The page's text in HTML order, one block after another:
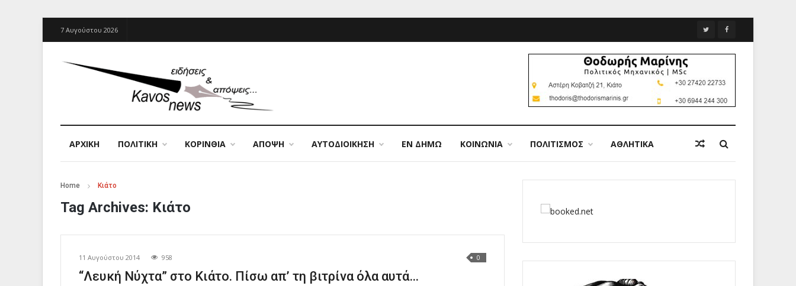
7 Αυγούστου 2026
ΑΡΧΙΚΉ ΠΟΛΙΤΙΚΗ ΚΟΡΙΝΘΙΑ ΑΠΟΨΗ ΑΥΤΟΔΙΟΙΚΗΣΗ ΕΝ ΔΗΜΩ ΚΟΙΝΩΝΙΑ ΠΟΛΙΤΙΣΜΟΣ ΑΘΛΗΤΙΚΑ
Home Κιάτο
Tag Archives: Κιάτο
11 Αυγούστου 2014 958 0
“Λευκή Νύχτα” στο Κιάτο. Πίσω απ’ τη βιτρίνα όλα αυτά…